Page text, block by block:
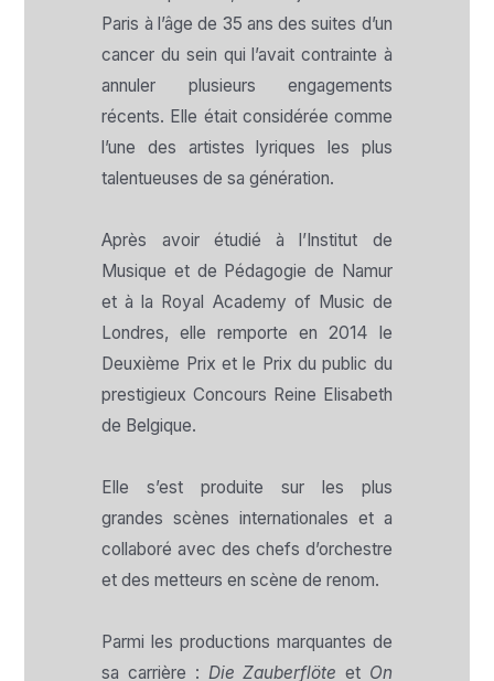
Paris à l’âge de 35 ans des suites d’un
cancer du sein qui l’avait contrainte à
annuler plusieurs engagements
récents. Elle était considérée comme
l’une des artistes lyriques les plus
talentueuses de sa génération.
Après avoir étudié à l’Institut de
Musique et de Pédagogie de Namur
et à la Royal Academy of Music de
Londres, elle remporte en 2014 le
Deuxième Prix et le Prix du public du
prestigieux Concours Reine Elisabeth
de Belgique.
Elle s’est produite sur les plus
grandes scènes internationales et a
collaboré avec des chefs d’orchestre
et des metteurs en scène de renom.
Parmi les productions marquantes de
sa carrière : Die Zauberflöte et On